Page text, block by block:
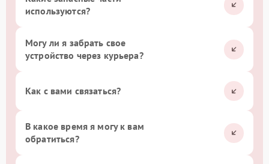
используются?
Могу ли я забрать свое
устройство через курьера?
Как с вами связаться?
В какое время я могу к вам
обратиться?